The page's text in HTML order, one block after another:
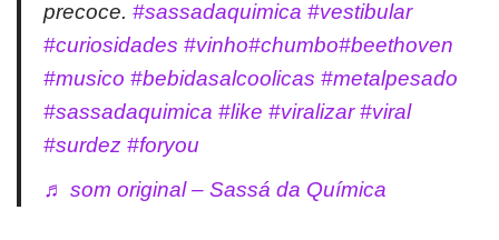
precoce. #sassadaquimica #vestibular
#curiosidades #vinho#chumbo#beethoven
#musico #bebidasalcoolicas #metalpesado
#sassadaquimica #like #viralizar #viral
#surdez #foryou
♬ som original – Sassá da Química